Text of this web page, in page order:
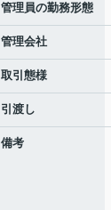
管理員の勤務形態
管理会社
取引態様
引渡し
備考